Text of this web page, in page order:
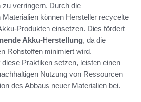
zu verringern. Durch die
können Hersteller recycelte
Produkten einsetzen. Dies fördert
Akku-Herstellung, da die
Rohstoffen minimiert wird.
diese Praktiken setzen, leisten einen
Nutzung von Ressourcen
des Abbaus neuer Materialien bei.